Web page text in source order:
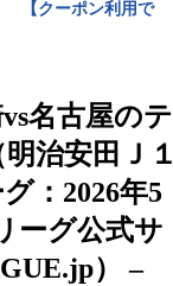
vs名古屋のテ
治安田Ｊ１
：2026年5
ーグ公式サ
） –